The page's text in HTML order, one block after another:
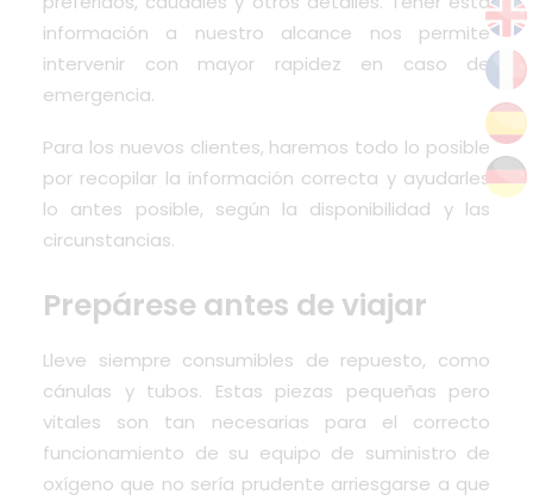
información a nuestro alcance nos permite
intervenir con mayor rapidez en caso de
emergencia.
Para los nuevos clientes, haremos todo lo posible
por recopilar la información correcta y ayudarles
lo antes posible, según la disponibilidad y las
circunstancias.
Prepárese antes de viajar
Lleve siempre consumibles de repuesto, como
cánulas y tubos. Estas piezas pequeñas pero
vitales son tan necesarias para el correcto
funcionamiento de su equipo de suministro de
oxígeno que no sería prudente arriesgarse a que